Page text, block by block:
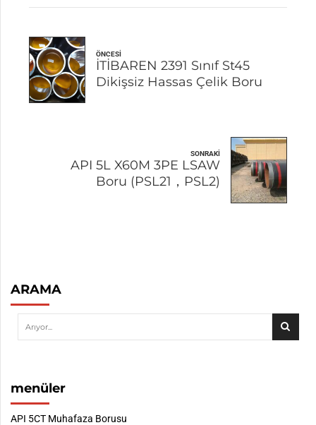
ÖNCESI
İTİBAREN 2391 Sınıf St45
Dikişsiz Hassas Çelik Boru
SONRAKI
API 5L X60M 3PE LSAW
Boru (PSL21，PSL2)
ARAMA
menüler
API 5CT Muhafaza Borusu